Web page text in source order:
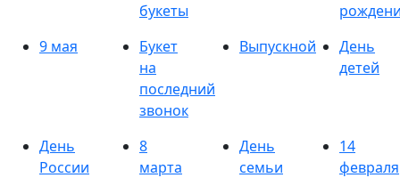
букеты
9 мая
Букет
на
последний
звонок
Выпускной
День
детей
День
России
8
марта
День
семьи
14
февраля